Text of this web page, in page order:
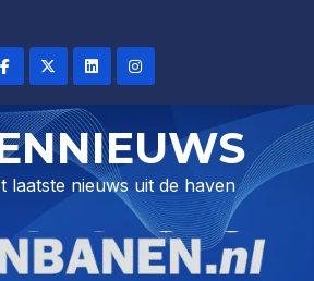
laatste nieuws uit de haven